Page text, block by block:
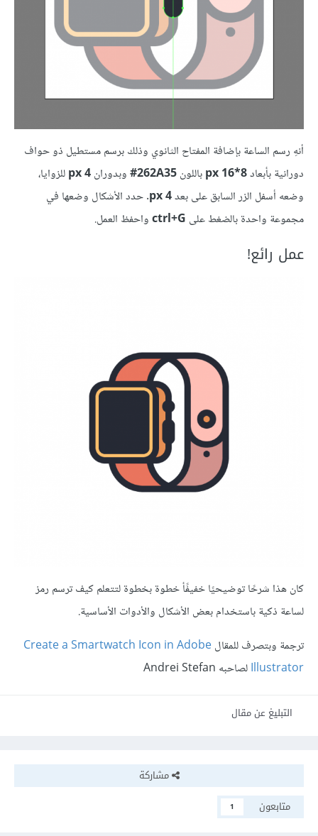
أنهِ رسم الساعة بإضافة المفتاح الثانوي وذلك برسم مستطيل ذو حواف
دورانية بأبعاد8*16 px باللون262A35‏# وبدوران4 px
للزوايا،
وضعه أسفل الزر السابق على بعد4 px
. حدد الأشكال وضعها في
مجموعة واحدة بالضغط على ctrl+Gواحفظ العمل.
عمل رائع!
كان هذا شرحًا توضيحيًا خفيفًأ خطوة بخطوة لتتعلم كيف ترسم رمز
لساعة ذكية باستخدام بعض الأشكال والأدوات الأساسية.
ترجمة وبتصرف للمقالCreate a Smartwatch Icon in Adobe
Illustratorلصاحبه Andrei Stefan
التبليغ عن مقال
مشاركة
متابعون
1